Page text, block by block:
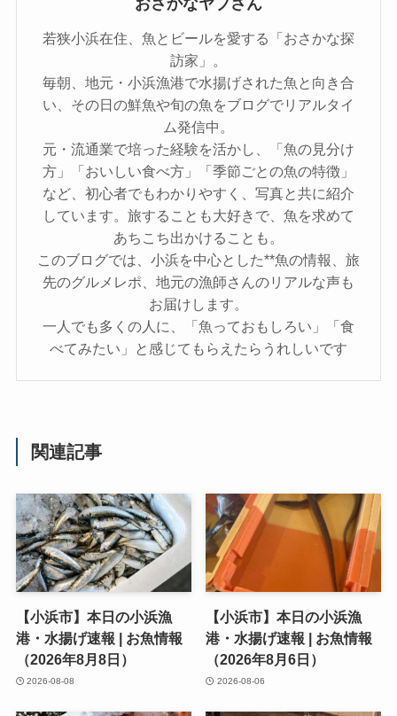
おさかなヤブさん
若狭小浜在住、魚とビールを愛する「おさかな探
訪家」。
毎朝、地元・小浜漁港で水揚げされた魚と向き合
い、その日の鮮魚や旬の魚をブログでリアルタイ
ム発信中。
元・流通業で培った経験を活かし、「魚の見分け
方」「おいしい食べ方」「季節ごとの魚の特徴」
など、初心者でもわかりやすく、写真と共に紹介
しています。旅することも大好きで、魚を求めて
あちこち出かけることも。
このブログでは、小浜を中心とした**魚の情報、旅
先のグルメレポ、地元の漁師さんのリアルな声も
お届けします。
一人でも多くの人に、「魚っておもしろい」「食
べてみたい」と感じてもらえたらうれしいです
関連記事
【小浜市】本日の小浜漁
港・水揚げ速報 | お魚情報
（2026年8月8日）
2026-08-08
【小浜市】本日の小浜漁
港・水揚げ速報 | お魚情報
（2026年8月6日）
2026-08-06